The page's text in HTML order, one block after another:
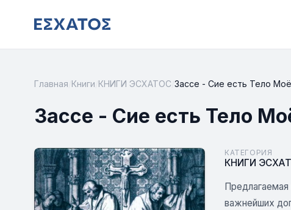
Главная Книги КНИГИ ЭСХАТОС Зассе - Сие есть Тело Моё
Зассе - Сие есть Тело
КАТЕГОРИЯ
КНИГИ
важнейших